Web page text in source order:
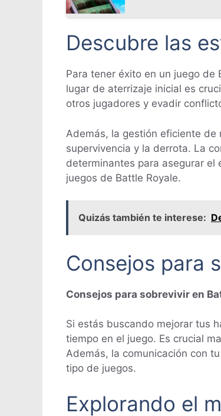
Descubre las
Para tener éxito en un juego
lugar de aterrizaje inicial es
otros jugadores y evadir
Además, la gestión eficiente
supervivencia y la derrota. La
determinantes para asegurar
juegos de Battle Royale.
Quizás también te interese:
Consejos para
Consejos para sobrevivir en
Si estás buscando mejorar tus
tiempo en el juego. Es crucial
Además, la comunicación con
tipo de juegos.
Explorando el